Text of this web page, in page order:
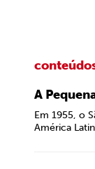
A
Em 1955, o
América